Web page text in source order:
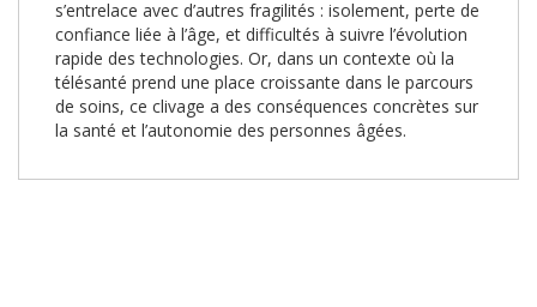
s’entrelace avec d’autres fragilités : isolement, perte de
confiance liée à l’âge, et difficultés à suivre l’évolution
rapide des technologies. Or, dans un contexte où la
télésanté prend une place croissante dans le parcours
de soins, ce clivage a des conséquences concrètes sur
la santé et l’autonomie des personnes âgées.